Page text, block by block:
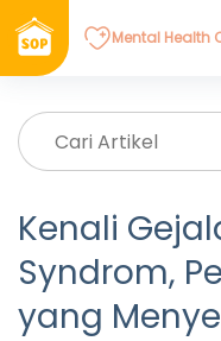
Mental Health
Kenali
Syndrom,
yang